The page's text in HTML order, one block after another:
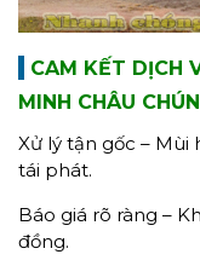
CAM KẾT DỊCH
MINH CHÂU
Xử lý tận gốc – Mùi
tái phát.
Báo giá rõ ràng –
đồng.